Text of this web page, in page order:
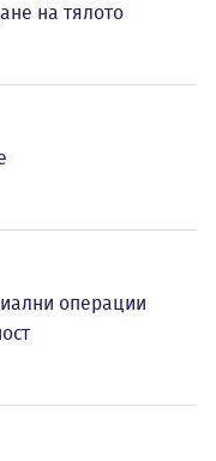
на тялото
операции